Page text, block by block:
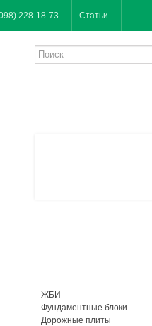
228-18-73 Статьи
ЖБИ
Фундаментные блоки
Дорожные плиты